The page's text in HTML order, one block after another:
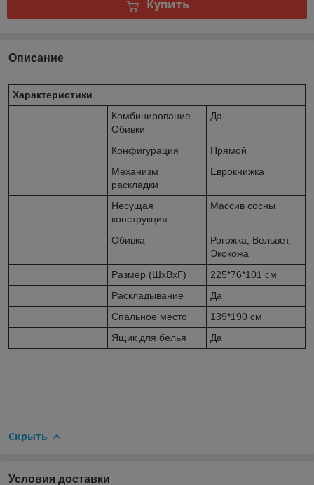
Купить
Описание
Характеристики
Комбинирование
Обивки
Да
Конфигурация
Прямой
Механизм
раскладки
Еврокнижка
Несущая
конструкция
Массив сосны
Обивка
Рогожка, Вельвет,
Экокожа
Размер (ШхВхГ)
225*76*101 см
Раскладывание
Да
Спальное место
139*190 см
Ящик для белья
Да
Скрыть
Условия доставки